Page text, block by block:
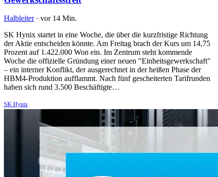
Halbleiter · vor 14 Min.
SK Hynix startet in eine Woche, die über die kurzfristige Richtung
der Aktie entscheiden könnte. Am Freitag brach der Kurs um 14,75
Prozent auf 1.422.000 Won ein. Im Zentrum steht kommende
Woche die offizielle Gründung einer neuen "Einheitsgewerkschaft"
– ein interner Konflikt, der ausgerechnet in der heißen Phase der
HBM4-Produktion aufflammt. Nach fünf gescheiterten Tarifrunden
haben sich rund 3.500 Beschäftigte…
SK Hynix